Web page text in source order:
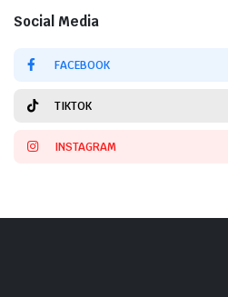
Social Media
FACEBOOK
TIKTOK
INSTAGRAM